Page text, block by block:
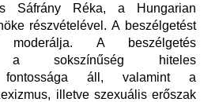
Sáfrány Réka, a Hungarian
részvételével. A beszélgetést
A beszélgetés
a sokszínűség hiteles
fontossága áll, valamint a
illetve szexuális erőszak